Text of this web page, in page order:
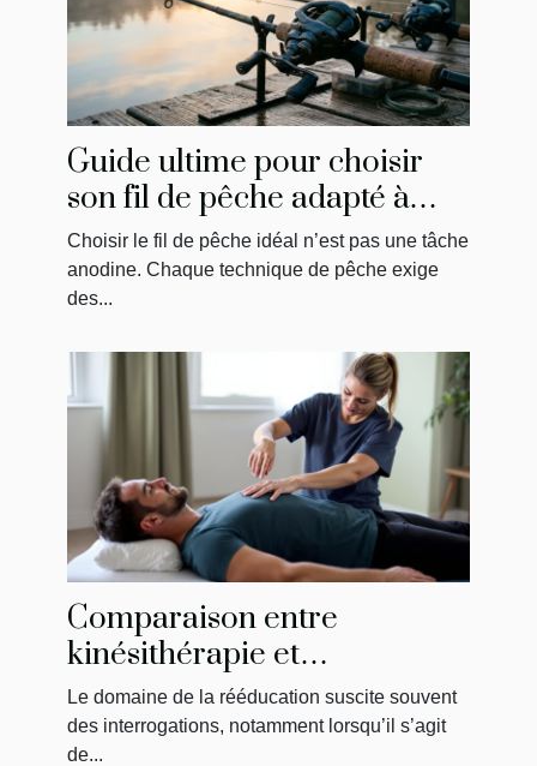
Guide ultime pour choisir
son fil de pêche adapté à
chaque technique
Choisir le fil de pêche idéal n’est pas une tâche
anodine. Chaque technique de pêche exige
des...
Comparaison entre
kinésithérapie et
physiothérapie : ce qu'il faut
savoir
Le domaine de la rééducation suscite souvent
des interrogations, notamment lorsqu’il s’agit
de...